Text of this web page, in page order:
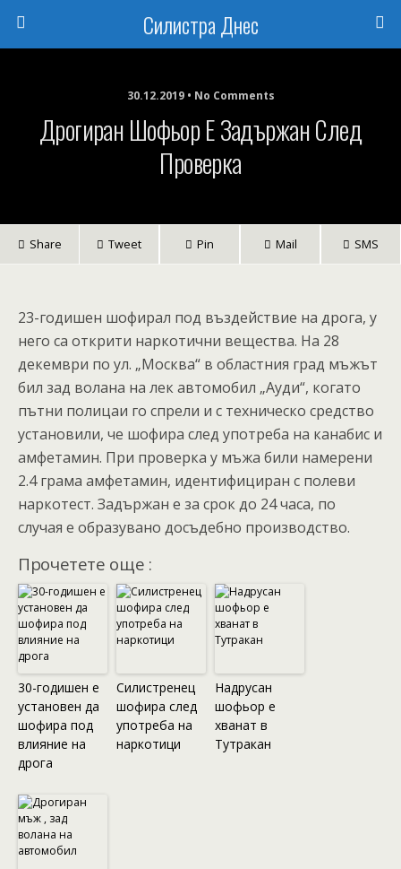
Силистра Днес
30.12.2019 • No Comments
Дрогиран Шофьор Е Задържан След
Проверка
Share Tweet Pin Mail SMS
23-годишен шофирал под въздействие на дрога, у
него са открити наркотични вещества. На 28
декември по ул. „Москва“ в областния град мъжът
бил зад волана на лек автомобил „Ауди“, когато
пътни полицаи го спрели и с техническо средство
установили, че шофира след употреба на канабис и
амфетамин. При проверка у мъжа били намерени
2.4 грама амфетамин, идентифициран с полеви
наркотест. Задържан е за срок до 24 часа, по
случая е образувано досъдебно производство.
Прочетете още :
30-годишен е
установен да
шофира под
влияние на
дрога
Силистренец
шофира след
употреба на
наркотици
Надрусан
шофьор е
хванат в
Тутракан